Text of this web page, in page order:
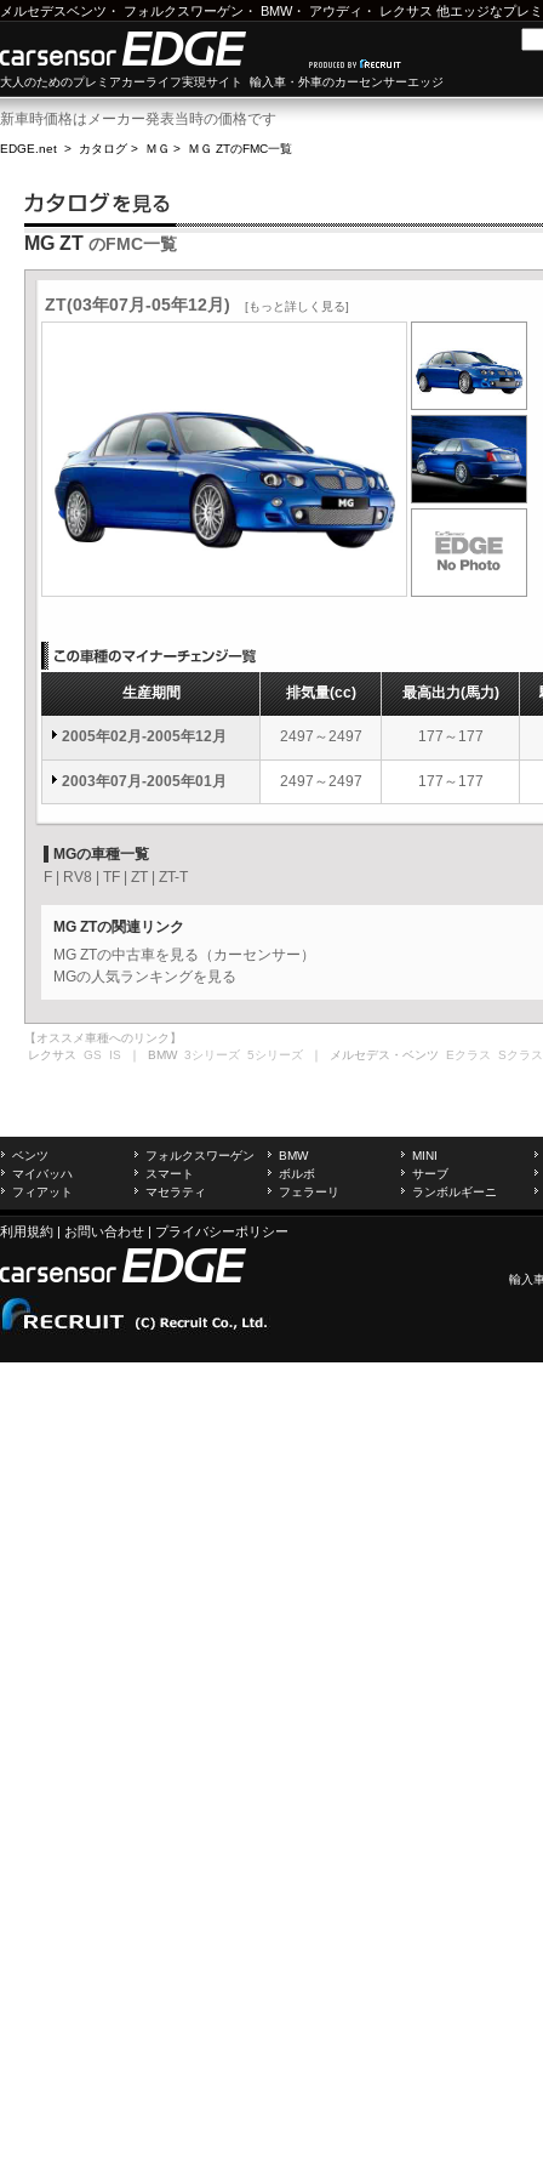
メルセデスベンツ ・ フォルクスワーゲン ・ BMW・ アウディ ・ レクサス 他エッジなプレ
大人のためのプレミアカーライフ実現サイト 輸入車・外車のカーセンサーエッジ
新車時価格はメーカー発表当時の価格です
EDGE.net > カタログ > ＭＧ > ＭＧ ZTのFMC一覧
MG ZT のFMC一覧
ZT(03年07月-05年12月) [もっと詳しく見る]
生産期間 排気量(cc) 最高出力(馬力)
2005年02月-2005年12月 2497～2497 177～177
2003年07月-2005年01月 2497～2497 177～177
MGの車種一覧
F
RV8 TF ZT ZT-T
MG ZTの関連リンク
MG ZTの中古車を見る（カーセンサー）
MGの人気ランキングを見る
【オススメ車種へのリンク】
レクサス GS IS ｜ BMW 3シリーズ 5シリーズ ｜ メルセデス・ベンツ Eクラス Sクラス
ベンツ フォルクスワーゲン BMW
MINI
マイバッハ
スマート ボルボ
サーブ
フィアット
マセラティ フェラーリ ランボルギーニ
利用規約 | お問い合わせ | プライバシーポリシー
輸入